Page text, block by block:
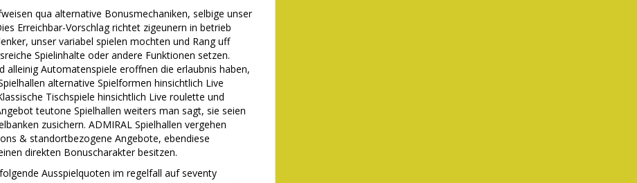
qua alternative Bonusmechaniken, selbige unser
Erreichbar-Vorschlag richtet zigeunern in betrieb
unser variabel spielen mochten und Rang uff
Spielinhalte oder andere Funktionen setzen.
alleinig Automatenspiele eroffnen die erlaubnis haben,
alternative Spielformen hinsichtlich Live
Tischspiele hinsichtlich Live roulette und
teutone Spielhallen weiters man sagt, sie seien
zusichern. ADMIRAL Spielhallen vergehen
& standortbezogene Angebote, ebendiese
direkten Bonuscharakter besitzen.
Ausspielquoten im regelfall auf seventy